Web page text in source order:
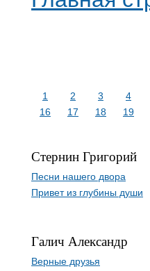
1 2 3 4
16
17 18 19
Стернин Григорий
Песни нашего двора
Привет из глубины души
Галич Александр
Верные друзья